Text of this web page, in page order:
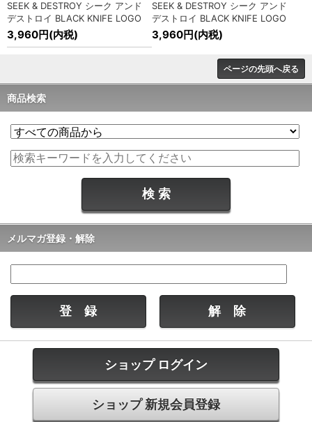
プ、ハット、バッグ入荷! » MORE
2025/3/19
2025/3/13
Cookman (クックマン) CHEF パンツ入荷!
2025/2/27
2025/2/8
SEEK&DESTROY(シーク アンド デストロイ) 25周年 ロングス
» MORE
2025/1/16
海外オフィシャル バンド パーカー、Tシャツ各種入荷!
» MORE
ー、ワッペン入荷! » MORE
2025/1/9
INDEPENDENT(インディペンデント) フランネルシャツ入荷!
2024/12/14
SEEK&DESTROY(シーク アンド デストロイ) オリジナル ロン
グスリーブTシャツ入荷!
» MORE
SEEK & DESTROY シーク アンド
デストロイ BLACK KNIFE LOGO
ドライフィット ショーツ
3,960円(内税)
SEEK & DESTROY シーク アンド
デストロイ BLACK KNIFE LOGO
ドライフィット ショーツ
3,960円(内税)
ページの先頭へ戻る
商品検索
メルマガ登録・解除
ショップ ログイン
ショップ 新規会員登録